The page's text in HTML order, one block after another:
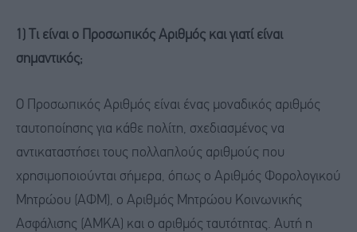
1) Τι είναι ο Προσωπικός Αριθμός και γιατί είναι
σημαντικός;
Ο Προσωπικός Αριθμός είναι ένας μοναδικός αριθμός
ταυτοποίησης για κάθε πολίτη, σχεδιασμένος να
αντικαταστήσει τους πολλαπλούς αριθμούς που
χρησιμοποιούνται σήμερα, όπως ο Αριθμός Φορολογικού
Μητρώου (ΑΦΜ), ο Αριθμός Μητρώου Κοινωνικής
Ασφάλισης (ΑΜΚΑ) και ο αριθμός ταυτότητας. Αυτή η